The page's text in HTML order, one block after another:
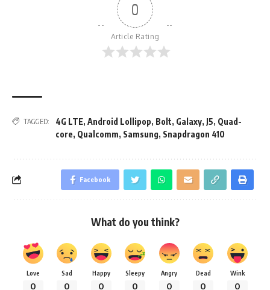
0
Article Rating
TAGGED: 4G LTE, Android Lollipop, Bolt, Galaxy, J5, Quad-
core, Qualcomm, Samsung, Snapdragon 410
Facebook
What do you think?
Love
0
Sad
0
Happy
0
Sleepy
0
Angry
0
Dead
0
Wink
0